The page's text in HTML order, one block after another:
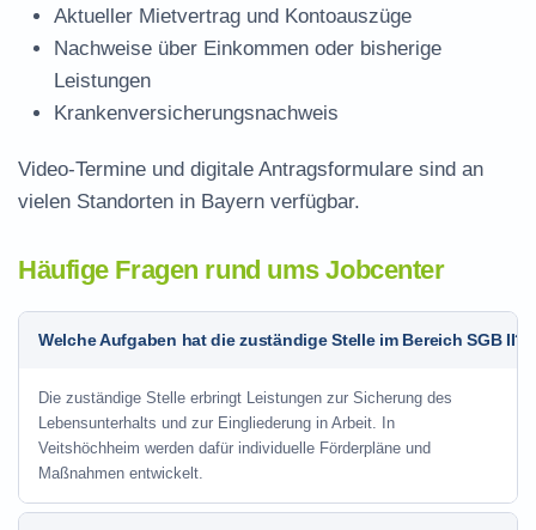
Aktueller Mietvertrag und Kontoauszüge
Nachweise über Einkommen oder bisherige
Leistungen
Krankenversicherungsnachweis
Video-Termine und digitale Antragsformulare sind an
vielen Standorten in Bayern verfügbar.
Häufige Fragen rund ums Jobcenter
Welche Aufgaben hat die zuständige Stelle im Bereich SGB II?
Die zuständige Stelle erbringt Leistungen zur Sicherung des
Lebensunterhalts und zur Eingliederung in Arbeit. In
Veitshöchheim werden dafür individuelle Förderpläne und
Maßnahmen entwickelt.